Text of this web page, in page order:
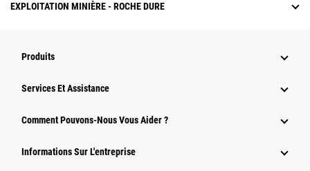
EXPLOITATION MINIÈRE - ROCHE DURE
Produits
Services Et Assistance
Comment Pouvons-Nous Vous Aider ?
Informations Sur L'entreprise